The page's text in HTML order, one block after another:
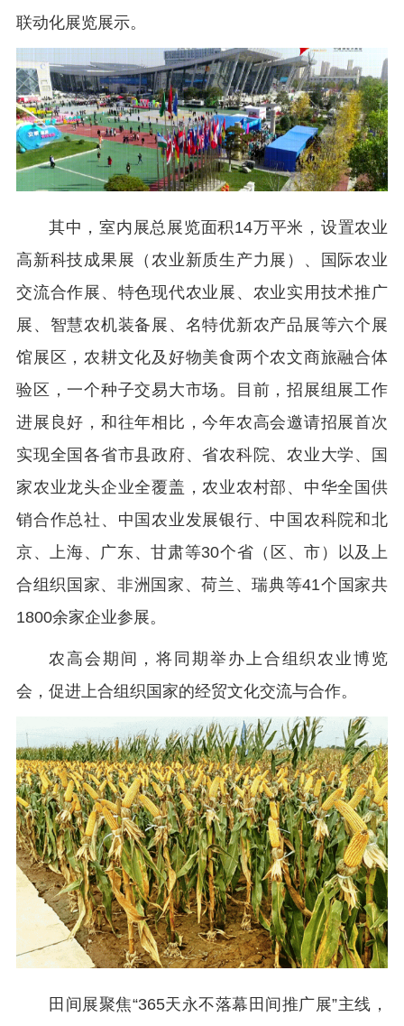
联动化展览展示。
其中，室内展总展览面积14万平米，设置农业
高新科技成果展（农业新质生产力展）、国际农业
交流合作展、特色现代农业展、农业实用技术推广
展、智慧农机装备展、名特优新农产品展等六个展
馆展区，农耕文化及好物美食两个农文商旅融合体
验区，一个种子交易大市场。目前，招展组展工作
进展良好，和往年相比，今年农高会邀请招展首次
实现全国各省市县政府、省农科院、农业大学、国
家农业龙头企业全覆盖，农业农村部、中华全国供
销合作总社、中国农业发展银行、中国农科院和北
京、上海、广东、甘肃等30个省（区、市）以及上
合组织国家、非洲国家、荷兰、瑞典等41个国家共
1800余家企业参展。
农高会期间，将同期举办上合组织农业博览
会，促进上合组织国家的经贸文化交流与合作。
田间展聚焦“365天永不落幕田间推广展”主线，